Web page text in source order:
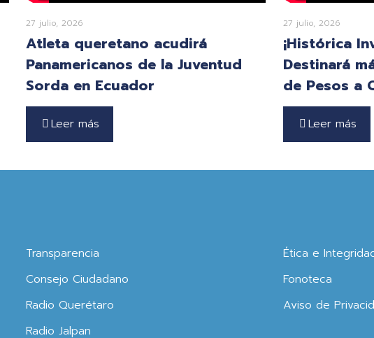
27 julio, 2026
Atleta queretano acudirá
Panamericanos de la Juventud
Sorda en Ecuador
Leer más
27 julio, 2026
¡Histórica
Destinará
de Pesos a
Leer más
Transparencia
Consejo Ciudadano
Radio Querétaro
Radio Jalpan
Ética e
Fonoteca
Aviso de